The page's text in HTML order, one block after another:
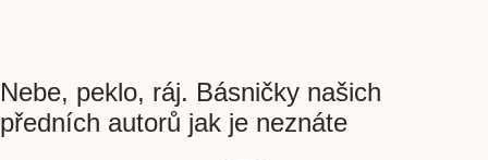
Nebe, peklo, ráj. Básničky našich
předních autorů jak je neznáte